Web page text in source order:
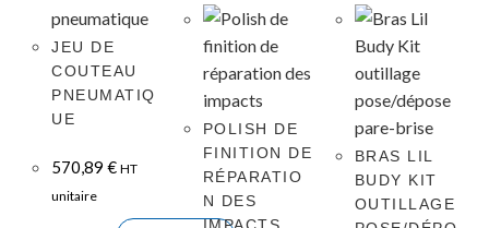
JEU DE
COUTEAU
PNEUMATIQ
UE
570,89€ HT
unitaire
POLISH DE
FINITION DE
RÉPARATIO
N DES
IMPACTS
BRAS LIL
BUDY KIT
OUTILLAGE